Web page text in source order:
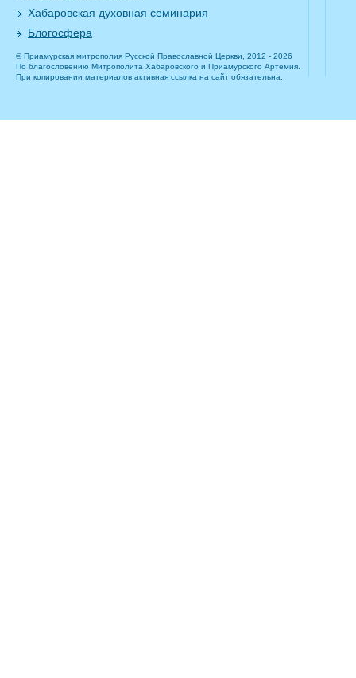
Хабаровская духовная семинария
Блогосфера
© Приамурская митрополия Русской Православной Церкви, 2012 - 2026
По благословению Митрополита Хабаровского и Приамурского Артемия.
При копировании материалов активная ссылка на сайт обязательна.